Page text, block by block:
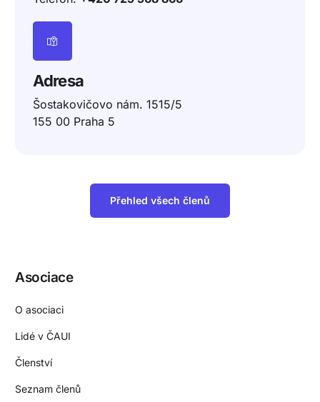
Adresa
Šostakovičovo nám. 1515/5
155 00 Praha 5
Přehled všech členů
Asociace
O asociaci
Lidé v ČAUI
Členství
Seznam členů